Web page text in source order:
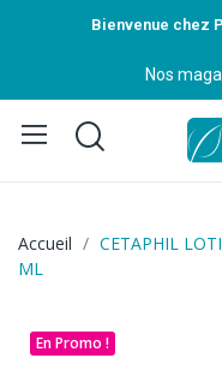
Bienvenue chez
Nos
Accueil
CETAPHIL
ML
En Promo !